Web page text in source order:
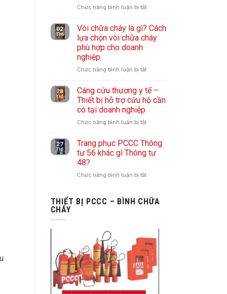
pin
Lithium
treo
–
Giải
vực
không
giám
sát
Chức năng bình luận bị tắtở
chữa
cháy
Vai
quan
trọng
chữa
cháy
máy
02
Th6
Vòi chữa cháy là gì? Cách
lựa chọn vòi chữa cháy
phù hợp cho doanh
nghiệp
Chức năng bình luận bị tắtở
chữa
cháy
gì?
lựa
chọn
hợp
28
Th5
Cáng cứu thương y tế –
Thiết bị hỗ trợ cứu hộ cần
có tại doanh nghiệp
Chức năng bình luận bị tắtở
cứu
thương
tế
bị
hộ
cần
có
tại
27
Th5
Trang phục PCCC Thông
tư 56 khác gì Thông tư
48?
Chức năng bình luận bị tắtở
phục
PCCC
56
khác
gì
Thông
THIẾT BỊ PCCC – BÌNH CHỮA
CHÁY